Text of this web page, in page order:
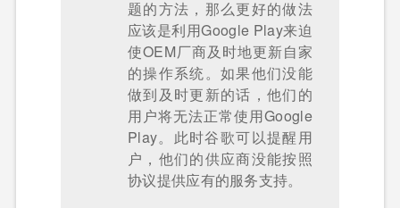
题的方法，那么更好的做法
应该是利用Google Play来迫
使OEM厂商及时地更新自家
的操作系统。如果他们没能
做到及时更新的话，他们的
用户将无法正常使用Google
Play。此时谷歌可以提醒用
户，他们的供应商没能按照
协议提供应有的服务支持。